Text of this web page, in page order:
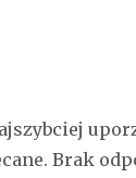
Brak